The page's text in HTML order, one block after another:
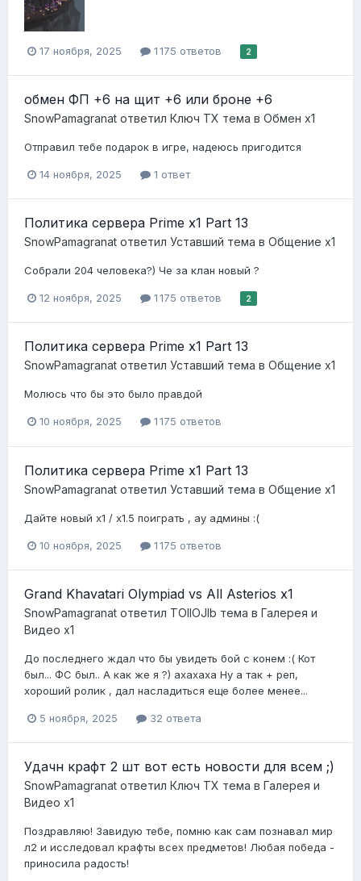
17 ноября, 2025 1 175 ответов 2
обмен ФП +6 на щит +6 или броне +6
SnowPamagranat ответил Ключ ТХ тема в Обмен x1
Отправил тебе подарок в игре, надеюсь пригодится
14 ноября, 2025 1 ответ
Политика сервера Prime x1 Part 13
SnowPamagranat ответил Уставший тема в Общение x1
Собрали 204 человека?) Че за клан новый ?
12 ноября, 2025 1 175 ответов 2
Политика сервера Prime x1 Part 13
SnowPamagranat ответил Уставший тема в Общение x1
Молюсь что бы это было правдой
10 ноября, 2025 1 175 ответов
Политика сервера Prime x1 Part 13
SnowPamagranat ответил Уставший тема в Общение x1
Дайте новый х1 / х1.5 поиграть , ау админы :(
10 ноября, 2025 1 175 ответов
Grand Khavatari Olympiad vs All Asterios x1
SnowPamagranat ответил TOIIOJIb тема в Галерея и
Видео x1
До последнего ждал что бы увидеть бой с конем :( Кот
был... ФС был.. А как же я ?) ахахаха Ну а так + реп,
хороший ролик , дал насладиться еще более менее...
5 ноября, 2025 32 ответа
Удачн крафт 2 шт вот есть новости для всем ;)
SnowPamagranat ответил Ключ ТХ тема в Галерея и
Видео x1
Поздравляю! Завидую тебе, помню как сам познавал мир
л2 и исследовал крафты всех предметов! Любая победа -
приносила радость!